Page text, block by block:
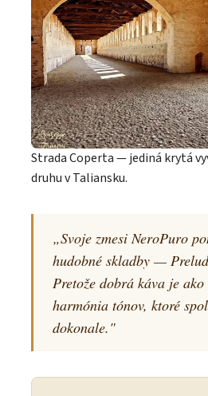
Strada Coperta — jediná krytá
druhu v Taliansku.
„Svoje zmesi NeroPuro
hudobné skladby —
Pretože dobrá káva je
harmónia tónov, ktoré
dokonale."